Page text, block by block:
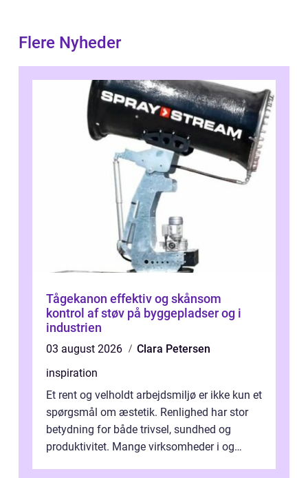
Flere Nyheder
Tågekanon effektiv og skånsom
kontrol af støv på byggepladser og i
industrien
03 august 2026
Clara Petersen
inspiration
Et rent og velholdt arbejdsmiljø er ikke kun et
spørgsmål om æstetik. Renlighed har stor
betydning for både trivsel, sundhed og
produktivitet. Mange virksomheder i og